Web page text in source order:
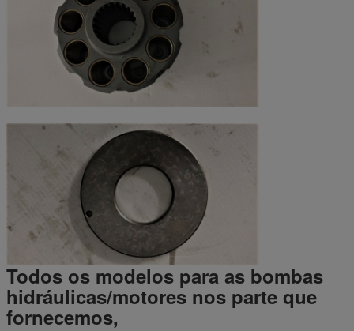
Todos os modelos para as bombas
hidráulicas/motores nos parte que
fornecemos,